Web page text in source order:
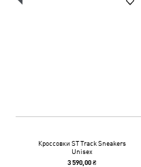
Кроссовки ST Track Sneakers
Unisex
3 590,00 ₴